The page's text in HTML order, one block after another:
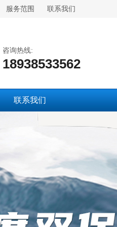
服务范围 联系我们
咨询热线:
18938533562
联系我们